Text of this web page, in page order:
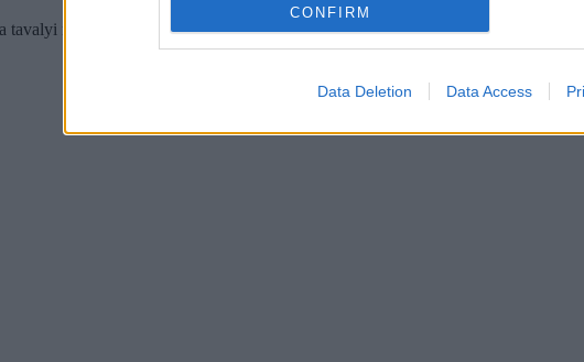
CONFIRM
Data Deletion Data Access
tavalyi népszerűségi listához hasonlóanidén is a negyedik legnépszerűbb